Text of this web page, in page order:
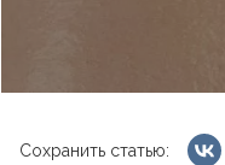
Сохранить статью: